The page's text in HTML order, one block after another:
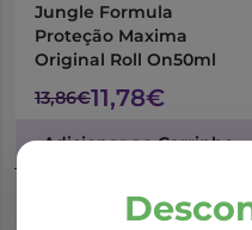
Jungle Formula
Proteção Maxima
Original Roll On50ml
13,86€11,78€
Adicionar ao Carrinho